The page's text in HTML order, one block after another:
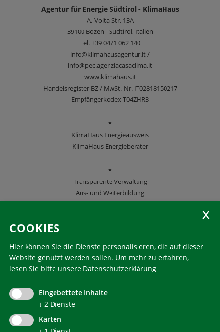
Agentur für Energie Südtirol - KlimaHaus
A.-Volta-Str. 13A
39100 Bozen - Südtirol, Italien
Tel.+39 0471 062 140
info@klimahausagentur.it /
info@pec.agenziacasaclima.it
www.klimahaus.it
Handelsregister BZ / MwSt.-Nr. IT02818150217
Empfängerkodex T04ZHR3
*
KlimaHaus Energieausweis
KlimaHaus Energieberater
*
Transparente Verwaltung
Aus- und Weiterbildung
KlimaHaus ist eine eingetragene Marke. Die Nutzung muss
communication@klimahausagentur.it
© 2022 Agentur für Energie Südtirol - KlimaHaus
COOKIES
Hier können Sie die Dienste personalisieren, die auf dieser
Website genutzt werden sollen. Um mehr zu erfahren,
lesen Sie bitte unsere Datenschutzerklärung
Eingebettete Inhalte
↓ 2 Dienste
Karten